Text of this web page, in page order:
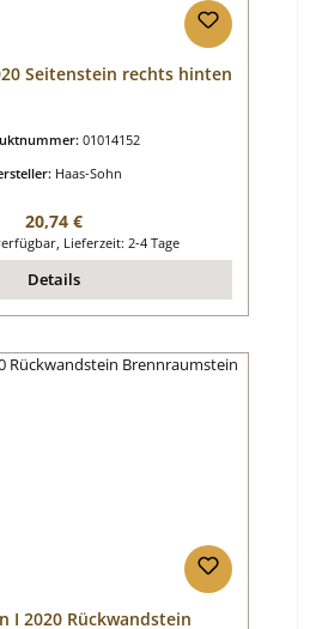
Seitenstein rechts hinten
01014152
Haas-Sohn
Regulärer Preis:
20,74 €
Lieferzeit: 2-4 Tage
Details
I 2020 Rückwandstein